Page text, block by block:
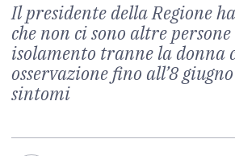
Il presidente della Regione
che non ci sono altre
isolamento tranne la donna
osservazione fino all’8
sintomi